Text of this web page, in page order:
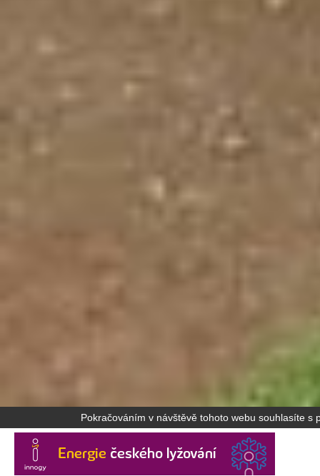
Pokračováním v návštěvě tohoto webu souhlasíte